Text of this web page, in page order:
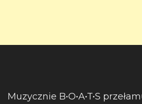
Muzycznie B•O•A•T•S